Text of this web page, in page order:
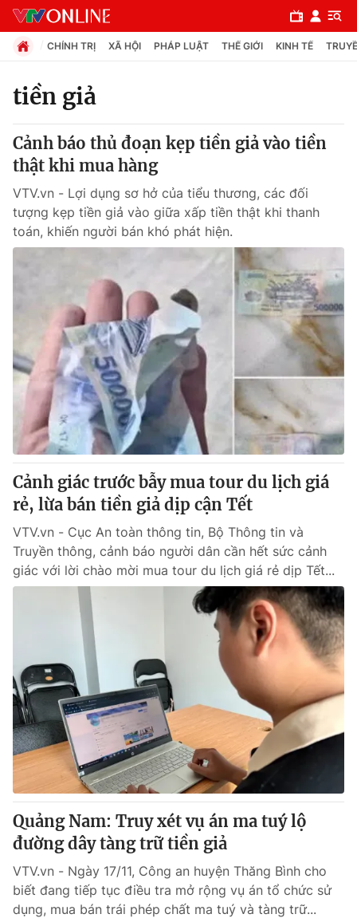
Chuyên mục
Chính trị
Xã hội
Pháp luật
Thế giới
Tin tức
Thế giới đó đây
Câu chuyện quốc tế
Kinh tế
Tài chính
Thị trường
Góc doanh nghiệp
Dữ liệu và đời sống
Truyền hình
Phim VTV
Hậu trường
Nhân vật
Giải sao mai
Giải trí
Điện ảnh
Đời sống
Chất lượng cuộc sống
Học trực tuyến
Công nghệ
Hitech Công nghệ tương lai
Sản phẩm
Thị trường
Tư vấn
Giao lưu trực tuyến
Lịch phát sóng
Chuyên mục khác
Emagazine Podcast
Photo Infographic
CHÍNH TRỊ XÃ HỘI PHÁP LUẬT THẾ GIỚI KINH TẾ
tiền giả
Cảnh báo thủ đoạn kẹp tiền giả vào tiền
thật khi mua hàng
VTV.vn - Lợi dụng sơ hở của tiểu thương, các đối
tượng kẹp tiền giả vào giữa xấp tiền thật khi thanh
toán, khiến người bán khó phát hiện.
Cảnh giác trước bẫy mua tour du lịch giá
rẻ, lừa bán tiền giả dịp cận Tết
VTV.vn - Cục An toàn thông tin, Bộ Thông tin và
Truyền thông, cảnh báo người dân cần hết sức cảnh
giác với lời chào mời mua tour du lịch giá rẻ dịp Tết...
Quảng Nam: Truy xét vụ án ma tuý lộ
đường dây tàng trữ tiền giả
VTV.vn - Ngày 17/11, Công an huyện Thăng Bình cho
biết đang tiếp tục điều tra mở rộng vụ án tổ chức sử
dụng, mua bán trái phép chất ma tuý và tàng trữ...